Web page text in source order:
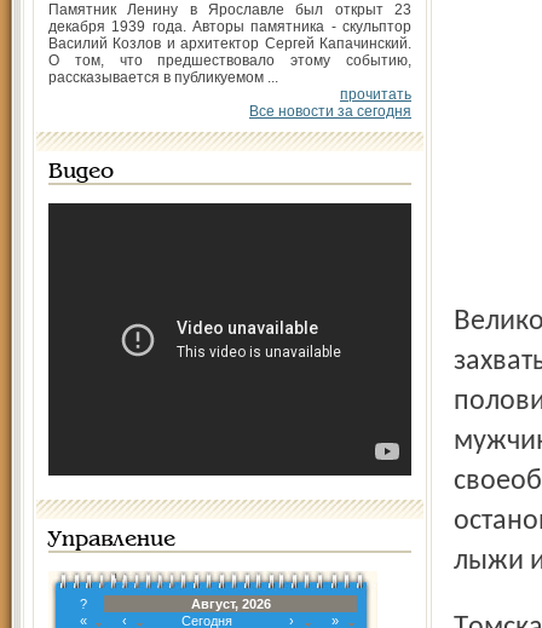
Памятник Ленину в Ярославле был открыт 23
декабря 1939 года. Авторы памятника - скульптор
Василий Козлов и архитектор Сергей Капачинский.
О том, что предшествовало этому событию,
рассказывается в публикуемом ...
прочитать
Все новости за сегодня
Видео
Управление
?
Август, 2026
«
‹ Сегодня ›
»
Великолепным финалом соревнований стал дуатлон, или
лыжи